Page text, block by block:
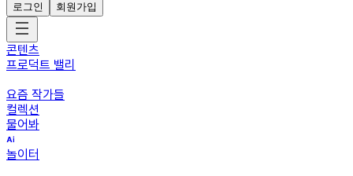
로그인
회원가입
콘텐츠
프로덕트 밸리
요즘 작가들
컬렉션
물어봐
놀이터